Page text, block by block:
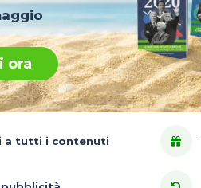
ora
a tutti i contenuti